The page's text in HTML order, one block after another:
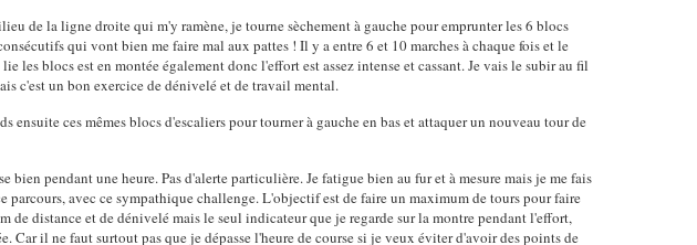
de la ligne droite qui m'y ramène, je tourne sèchement à gauche pour emprunter les 6 blocs
qui vont bien me faire mal aux pattes ! Il y a entre 6 et 10 marches à chaque fois et le
les blocs est en montée également donc l'effort est assez intense et cassant. Je vais le subir au fil
c'est un bon exercice de dénivelé et de travail mental.
ensuite ces mêmes blocs d'escaliers pour tourner à gauche en bas et attaquer un nouveau tour de
bien pendant une heure. Pas d'alerte particulière. Je fatigue bien au fur et à mesure mais je me fais
parcours, avec ce sympathique challenge. L'objectif est de faire un maximum de tours pour faire
de distance et de dénivelé mais le seul indicateur que je regarde sur la montre pendant l'effort,
Car il ne faut surtout pas que je dépasse l'heure de course si je veux éviter d'avoir des points de